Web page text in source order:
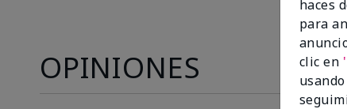
OPINIONES
haces
para
clic en